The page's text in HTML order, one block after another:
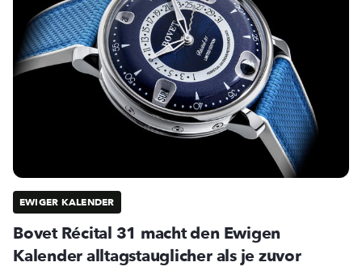
EWIGER KALENDER
Bovet Récital 31 macht den Ewigen
Kalender alltagstauglicher als je zuvor